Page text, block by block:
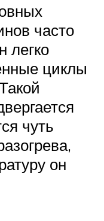
часто
легко
циклы
чуть
он